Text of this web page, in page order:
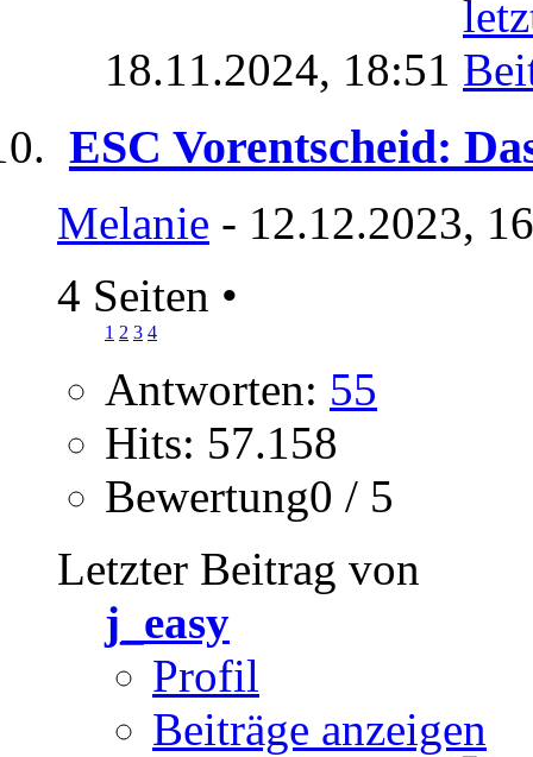
18.11.2024, 18:51
ESC Vorentscheid:
Melanie - 12.12.2023,
4 Seiten •
1 2 3 4
Antworten: 55
Hits: 57.158
Bewertung0 / 5
Letzter Beitrag von
j_easy
Profil
Beiträge anzeigen